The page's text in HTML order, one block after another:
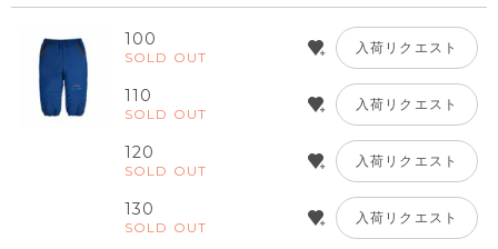
100
SOLD OUT
入荷リクエスト
110
SOLD OUT
入荷リクエスト
120
SOLD OUT
入荷リクエスト
130
SOLD OUT
入荷リクエスト